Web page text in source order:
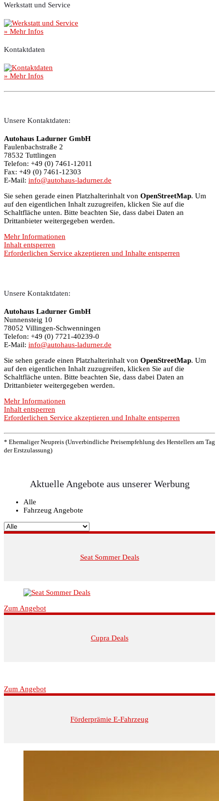
Werkstatt und Service
» Mehr Infos
Kontaktdaten
» Mehr Infos
Unsere Kontaktdaten:
Autohaus Ladurner GmbH
Fau­len­bach­stra­ße 2
78532 Tutt­lin­gen
Telefon: +49 (0) 7461-12011
Fax: +49 (0) 7461-12303
E-Mail: info@au­to­haus-lad­ur­ner.de
Sie sehen gerade einen Platzhalterinhalt von OpenStreetMap. Um
auf den eigentlichen Inhalt zuzugreifen, klicken Sie auf die
Schaltfläche unten. Bitte beachten Sie, dass dabei Daten an
Drittanbieter weitergegeben werden.
Mehr Informationen
Inhalt entsperren
Erforderlichen Service akzeptieren und Inhalte entsperren
Unsere Kontaktdaten:
Autohaus Ladurner GmbH
Nunnensteig 10
78052 Villingen-Schwenningen
Telefon: +49 (0) 7721-40239-0
E-Mail: info@autohaus-ladurner.de
Sie sehen gerade einen Platzhalterinhalt von OpenStreetMap. Um
auf den eigentlichen Inhalt zuzugreifen, klicken Sie auf die
Schaltfläche unten. Bitte beachten Sie, dass dabei Daten an
Drittanbieter weitergegeben werden.
Mehr Informationen
Inhalt entsperren
Erforderlichen Service akzeptieren und Inhalte entsperren
* Ehemaliger Neupreis (Unverbindliche Preisempfehlung des Herstellers am Tag
der Erstzulassung)
Aktuelle Angebote aus unserer Werbung
Alle
Fahrzeug Angebote
Seat Sommer Deals
Zum Angebot
Cupra Deals
Zum Angebot
Förderprämie E-Fahrzeug